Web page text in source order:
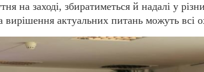
на заході, збиратиметься й надалі у
актуальних питань можуть всі